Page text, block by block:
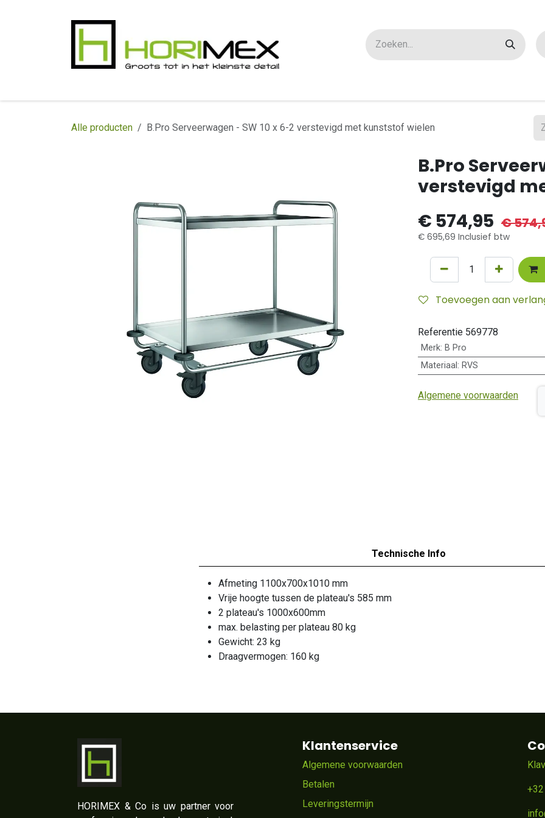
Alle producten B.Pro Serveerwagen - SW 10 x 6-2 verstevigd met kunststof wielen
B.Pro
verstevigd
€ 574,95 €
€ 695,69 Inclusief btw
Toevoegen aan
Referentie 569778
Merk: B Pro
Materiaal : RVS
Algemene voorwaarden
Technische Info
Afmeting 1100x700x1010 mm
Vrije hoogte tussen de plateau's 585 mm
2 plateau's 1000x600mm
max. belasting per plateau 80 kg
Gewicht: 23 kg
Draagvermogen: 160 kg
Klantenservice
Algemene voorwaarden
Betalen
Leveringstermijn
​HORIMEX & Co is uw partner voor